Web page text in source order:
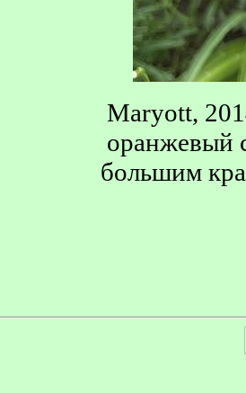
Maryott,
оранжевый
большим